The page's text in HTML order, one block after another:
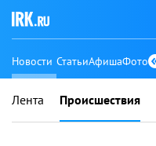
Новости СтатьиАфишаФото
Лента Происшествия